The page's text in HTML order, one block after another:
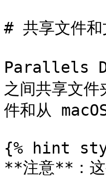
# 共享文件和
Parallels
之间共享文
件和从
{% hint
**注意**：